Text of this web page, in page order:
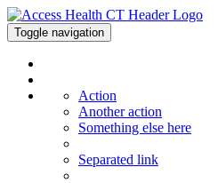
Toggle navigation
Action
Another action
Something else here
Separated link